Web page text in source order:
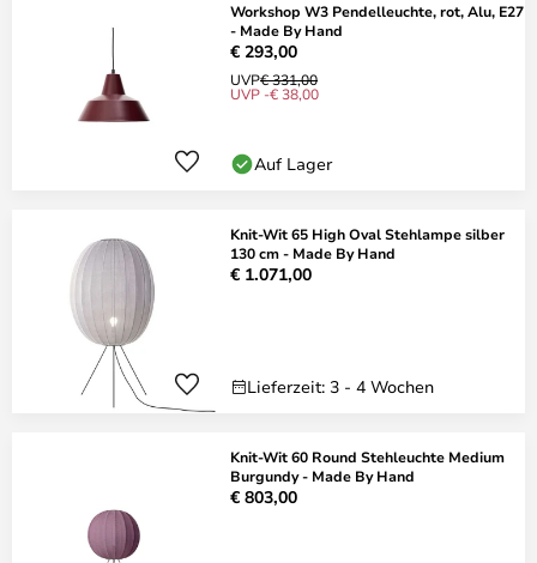
Workshop W3 Pendelleuchte, rot, Alu, E27
- Made By Hand
€ 293,00
UVP€ 331,00
UVP -€ 38,00
Auf Lager
Knit-Wit 65 High Oval Stehlampe silber
130 cm - Made By Hand
€ 1.071,00
Lieferzeit: 3 - 4 Wochen
Knit-Wit 60 Round Stehleuchte Medium
Burgundy - Made By Hand
€ 803,00